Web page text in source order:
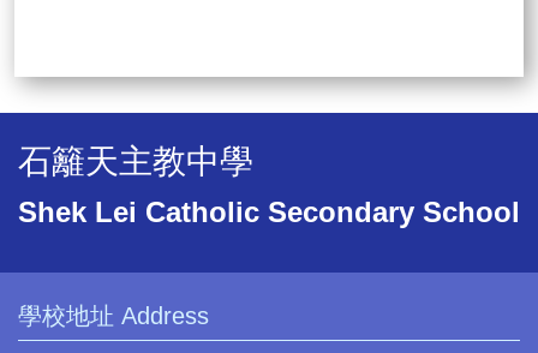
石籬天主教中學
Shek Lei Catholic Secondary School
學校地址 Address